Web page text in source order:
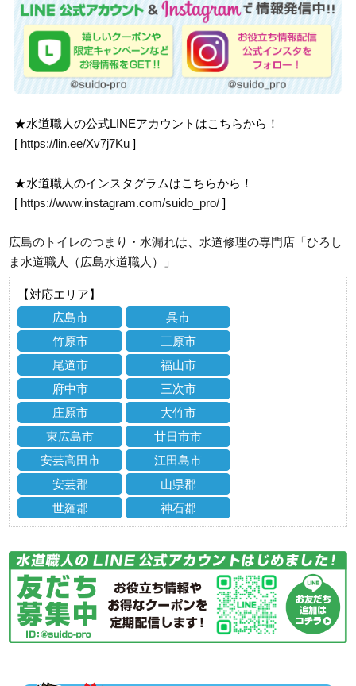
★水道職人の公式LINEアカウントはこちらから！
[ https://lin.ee/Xv7j7Ku ]
★水道職人のインスタグラムはこちらから！
[ https://www.instagram.com/suido_pro/ ]
広島のトイレのつまり・水漏れは、水道修理の専門店「ひろし
ま水道職人（広島水道職人）」
【対応エリア】
広島市
呉市
竹原市
三原市
尾道市
福山市
府中市
三次市
庄原市
大竹市
東広島市
廿日市市
安芸高田市
江田島市
安芸郡
山県郡
世羅郡
神石郡